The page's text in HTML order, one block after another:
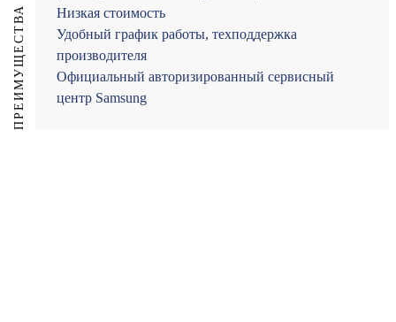
ПРЕИМУЩЕСТВА
Низкая стоимость
Удобный график работы, техподдержка
производителя
Официальный авторизированный сервисный
центр Samsung